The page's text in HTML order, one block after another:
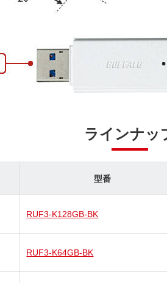
ラインナッ
型番
RUF3-K128GB-BK
RUF3-K64GB-BK